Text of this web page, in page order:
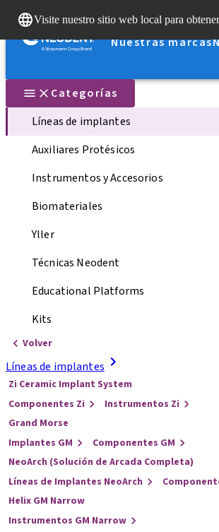
Visite nuestro sitio web local para
Nuestras marcas
Categorías
Líneas de implantes
Auxiliares Protésicos
Instrumentos y Accesorios
Biomateriales
Yller
Técnicas Neodent
Educational Platforms
Kits
Volver
Líneas de implantes
Zi Ceramic Implant System
Componentes Zi
Instrumentos Zi
Grand Morse
Implantes GM
Componentes GM
NeoArch (Solución de Arcada Completa)
Líneas de Implantes NeoArch
Helix GM Narrow
Instrumentos GM Narrow